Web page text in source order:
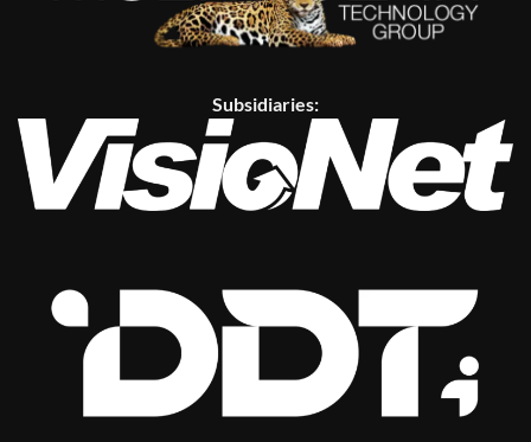
Subsidiaries: